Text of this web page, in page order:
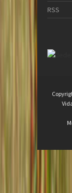
RSS